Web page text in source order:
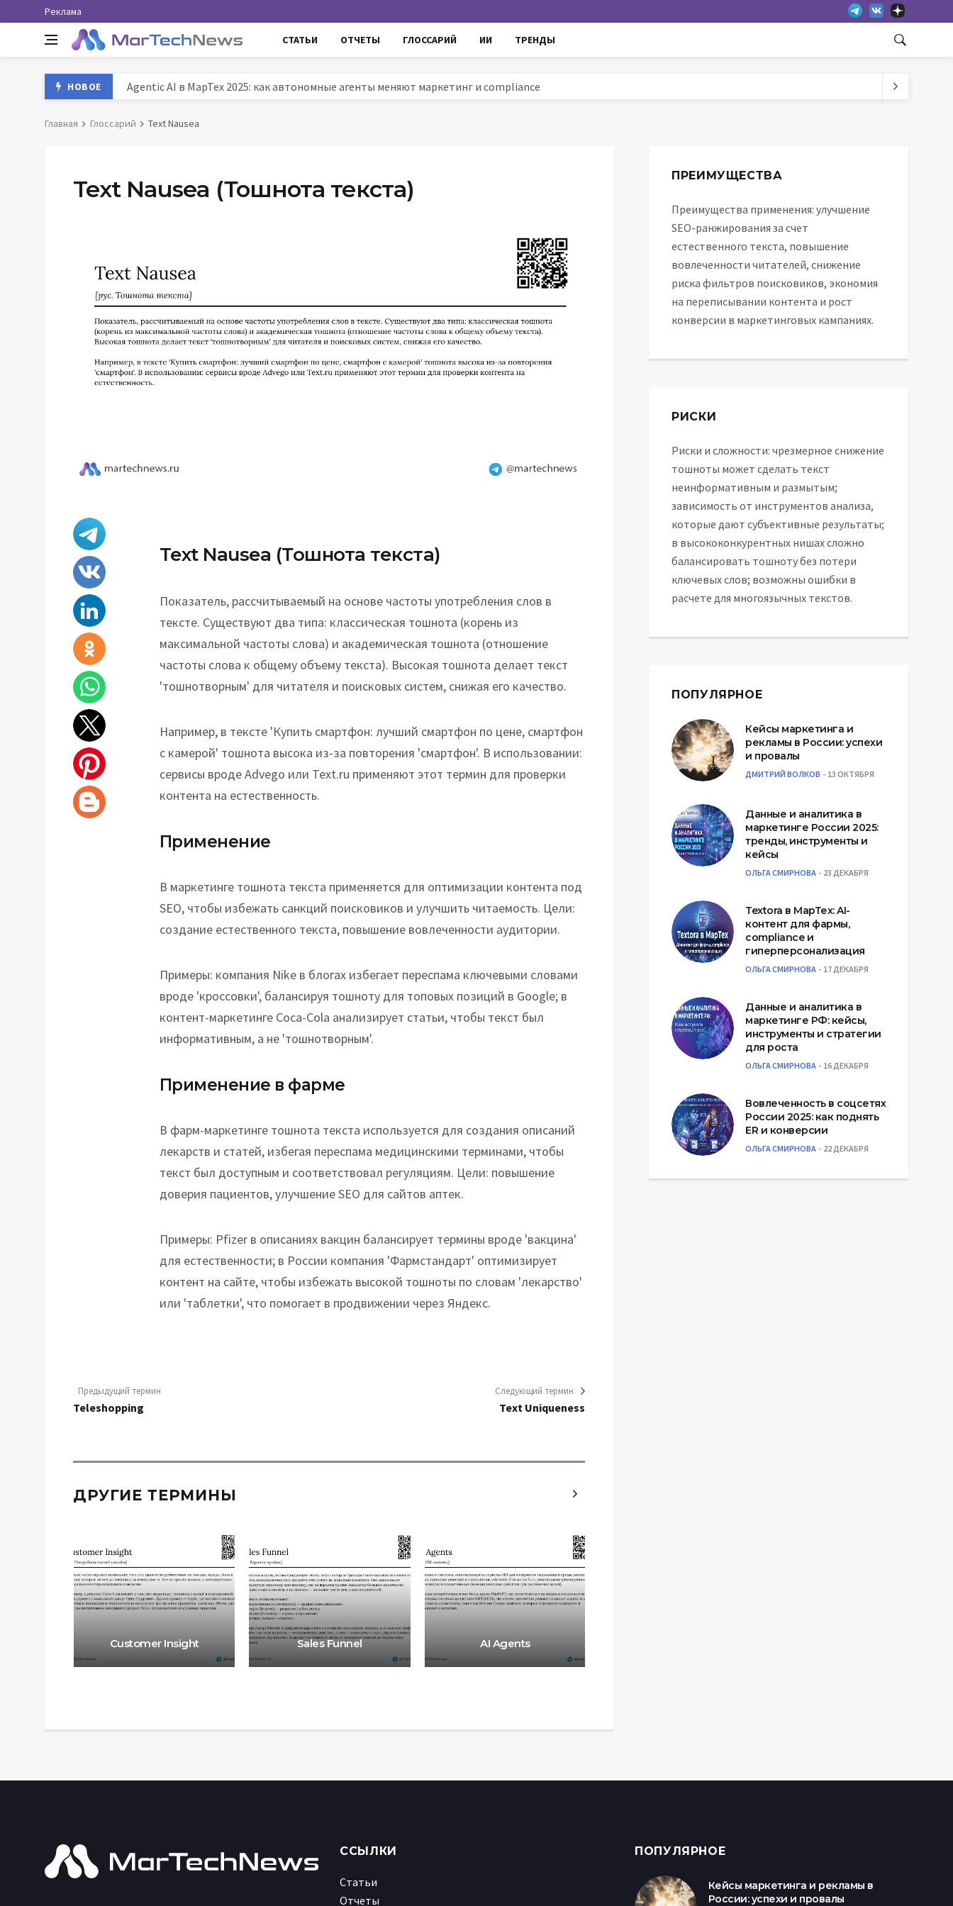
Реклама
СТАТЬИ ОТЧЕТЫ ГЛОССАРИЙ ИИ ТРЕНДЫ
НОВОЕ
Agentic AI в МарТех 2025: как автономные агенты меняют маркетинг и compliance
Главная Глоссарий Text Nausea
Text Nausea (Тошнота текста)
Text Nausea (Тошнота текста)
Показатель, рассчитываемый на основе частоты употребления слов в
тексте. Существуют два типа: классическая тошнота (корень из
максимальной частоты слова) и академическая тошнота (отношение
частоты слова к общему объему текста). Высокая тошнота делает текст
'тошнотворным' для читателя и поисковых систем, снижая его качество.
Например, в тексте 'Купить смартфон: лучший смартфон по цене, смартфон
с камерой' тошнота высока из-за повторения 'смартфон'. В использовании:
сервисы вроде Advego или Text.ru применяют этот термин для проверки
контента на естественность.
Применение
В маркетинге тошнота текста применяется для оптимизации контента под
SEO, чтобы избежать санкций поисковиков и улучшить читаемость. Цели:
создание естественного текста, повышение вовлеченности аудитории.
Примеры: компания Nike в блогах избегает переспама ключевыми словами
вроде 'кроссовки', балансируя тошноту для топовых позиций в Google; в
контент-маркетинге Coca-Cola анализирует статьи, чтобы текст был
информативным, а не 'тошнотворным'.
Применение в фарме
В фарм-маркетинге тошнота текста используется для создания описаний
лекарств и статей, избегая переспама медицинскими терминами, чтобы
текст был доступным и соответствовал регуляциям. Цели: повышение
доверия пациентов, улучшение SEO для сайтов аптек.
Примеры: Pfizer в описаниях вакцин балансирует термины вроде 'вакцина'
для естественности; в России компания 'Фармстандарт' оптимизирует
контент на сайте, чтобы избежать высокой тошноты по словам 'лекарство'
или 'таблетки', что помогает в продвижении через Яндекс.
Предыдущий термин
Teleshopping
Следующий термин
Text Uniqueness
ДРУГИЕ ТЕРМИНЫ
Customer Insight Sales Funnel AI Agents
ПРЕИМУЩЕСТВА
Преимущества применения: улучшение
SEO-ранжирования за счет
естественного текста, повышение
вовлеченности читателей, снижение
риска фильтров поисковиков, экономия
на переписывании контента и рост
конверсии в маркетинговых кампаниях.
РИСКИ
Риски и сложности: чрезмерное снижение
тошноты может сделать текст
неинформативным и размытым;
зависимость от инструментов анализа,
которые дают субъективные результаты;
в высококонкурентных нишах сложно
балансировать тошноту без потери
ключевых слов; возможны ошибки в
расчете для многоязычных текстов.
ПОПУЛЯРНОЕ
Кейсы маркетинга и
рекламы в России: успехи
и провалы
ДМИТРИЙ ВОЛКОВ 13 ОКТЯБРЯ
Данные и аналитика в
маркетинге России 2025:
тренды, инструменты и
кейсы
ОЛЬГА СМИРНОВА 23 ДЕКАБРЯ
Textora в МарТех: AI-
контент для фармы,
compliance и
гиперперсонализация
ОЛЬГА СМИРНОВА 17 ДЕКАБРЯ
Данные и аналитика в
маркетинге РФ: кейсы,
инструменты и стратегии
для роста
ОЛЬГА СМИРНОВА 16 ДЕКАБРЯ
Вовлеченность в соцсетях
России 2025: как поднять
ER и конверсии
ОЛЬГА СМИРНОВА 22 ДЕКАБРЯ
ССЫЛКИ
Статьи
Отчеты
ПОПУЛЯРНОЕ
Кейсы маркетинга и рекламы в
России: успехи и провалы